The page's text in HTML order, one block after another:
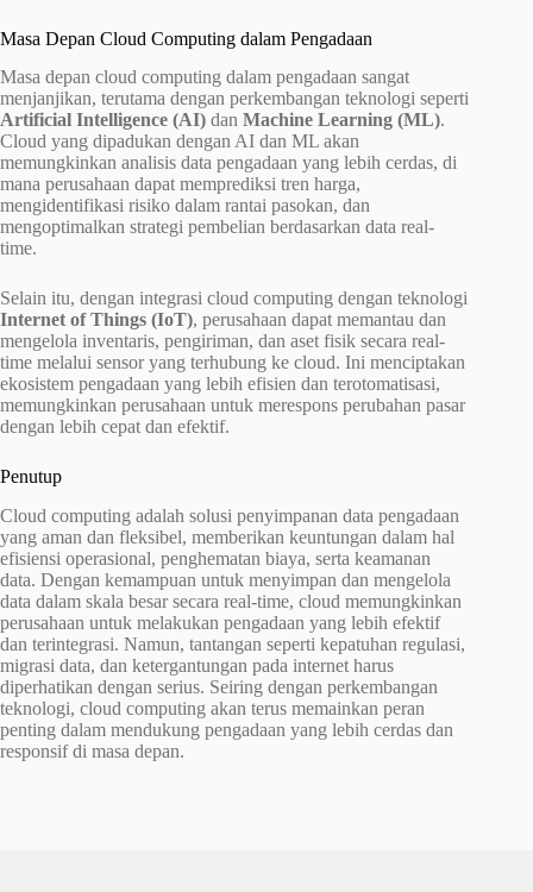
Masa Depan Cloud Computing dalam Pengadaan
Masa depan cloud computing dalam pengadaan sangat
menjanjikan, terutama dengan perkembangan teknologi seperti
Artificial Intelligence (AI) dan Machine Learning (ML).
Cloud yang dipadukan dengan AI dan ML akan
memungkinkan analisis data pengadaan yang lebih cerdas, di
mana perusahaan dapat memprediksi tren harga,
mengidentifikasi risiko dalam rantai pasokan, dan
mengoptimalkan strategi pembelian berdasarkan data real-
time.
Selain itu, dengan integrasi cloud computing dengan teknologi
Internet of Things (IoT), perusahaan dapat memantau dan
mengelola inventaris, pengiriman, dan aset fisik secara real-
time melalui sensor yang terhubung ke cloud. Ini menciptakan
ekosistem pengadaan yang lebih efisien dan terotomatisasi,
memungkinkan perusahaan untuk merespons perubahan pasar
dengan lebih cepat dan efektif.
Penutup
Cloud computing adalah solusi penyimpanan data pengadaan
yang aman dan fleksibel, memberikan keuntungan dalam hal
efisiensi operasional, penghematan biaya, serta keamanan
data. Dengan kemampuan untuk menyimpan dan mengelola
data dalam skala besar secara real-time, cloud memungkinkan
perusahaan untuk melakukan pengadaan yang lebih efektif
dan terintegrasi. Namun, tantangan seperti kepatuhan regulasi,
migrasi data, dan ketergantungan pada internet harus
diperhatikan dengan serius. Seiring dengan perkembangan
teknologi, cloud computing akan terus memainkan peran
penting dalam mendukung pengadaan yang lebih cerdas dan
responsif di masa depan.